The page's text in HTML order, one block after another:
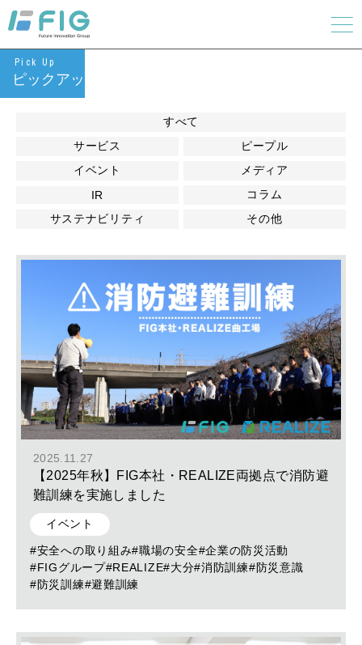
Pick Up
ピックアップ
すべて
サービス
ピープル
イベント
メディア
IR
コラム
サステナビリティ
その他
2025.11.27
【2025年秋】FIG本社・REALIZE両拠点で消防避
難訓練を実施しました
イベント
#安全への取り組み#職場の安全#企業の防災活動
#FIGグループ#REALIZE#大分#消防訓練#防災意識
#防災訓練#避難訓練